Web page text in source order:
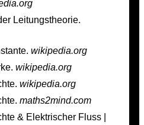
Leitungstheorie.
wikipedia.org
wikipedia.org
wikipedia.org
maths2mind.com
& Elektrischer Fluss |